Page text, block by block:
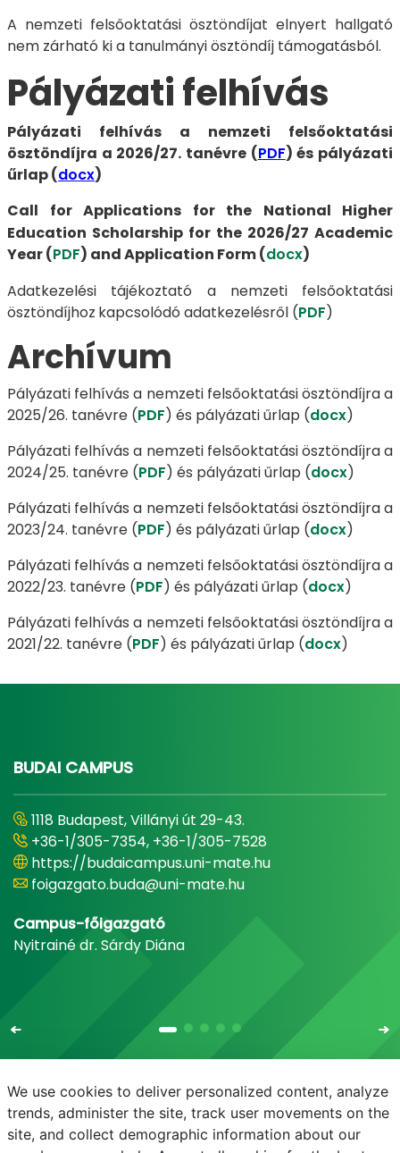
A nemzeti felsőoktatási ösztöndíjat elnyert hallgató
nem zárható ki a tanulmányi ösztöndíj támogatásból.
Pályázati felhívás
Pályázati felhívás a nemzeti felsőoktatási
ösztöndíjra a 2026/27. tanévre (PDF) és pályázati
űrlap (docx)
Call for Applications for the National Higher
Education Scholarship for the 2026/27 Academic
Year (PDF) and Application Form (docx)
Adatkezelési tájékoztató a nemzeti felsőoktatási
ösztöndíjhoz kapcsolódó adatkezelésről (PDF)
Archívum
Pályázati felhívás a nemzeti felsőoktatási ösztöndíjra a
2025/26. tanévre (PDF) és pályázati űrlap (docx)
Pályázati felhívás a nemzeti felsőoktatási ösztöndíjra a
2024/25. tanévre (PDF) és pályázati űrlap (docx)
Pályázati felhívás a nemzeti felsőoktatási ösztöndíjra a
2023/24. tanévre (PDF) és pályázati űrlap (docx)
Pályázati felhívás a nemzeti felsőoktatási ösztöndíjra a
2022/23. tanévre (PDF) és pályázati űrlap (docx)
Pályázati felhívás a nemzeti felsőoktatási ösztöndíjra a
2021/22. tanévre (PDF) és pályázati űrlap (docx)
BUDAI CAMPUS
1118 Budapest, Villányi út 29-43.
+36-1/305-7354, +36-1/305-7528
https://budaicampus.uni-mate.hu
foigazgato.buda@uni-mate.hu
Campus-főigazgató
Nyitrainé dr. Sárdy Diána
E-mail Telefonkönyv NEPTUN E-learning
We use cookies to deliver personalized content, analyze
trends, administer the site, track user movements on the
site, and collect demographic information about our